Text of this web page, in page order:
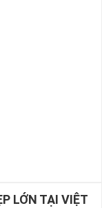
LỚN TẠI VIỆT